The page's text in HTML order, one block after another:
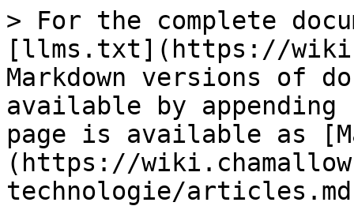
> For the complete
[llms.txt](https://
Markdown versions of
available by
page is available as
(https://
technologie/